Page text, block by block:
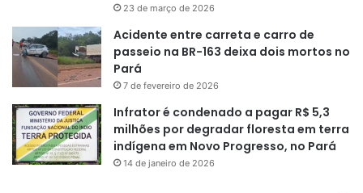
23 de março de 2026
Acidente entre carreta e carro de
passeio na BR-163 deixa dois mortos no
Pará
7 de fevereiro de 2026
Infrator é condenado a pagar R$ 5,3
milhões por degradar floresta em terra
indígena em Novo Progresso, no Pará
14 de janeiro de 2026